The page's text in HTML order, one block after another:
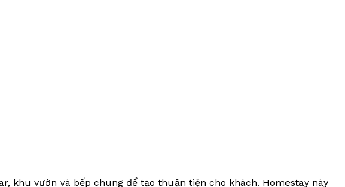
khu vườn và bếp chung để tạo thuận tiện cho khách. Homestay này